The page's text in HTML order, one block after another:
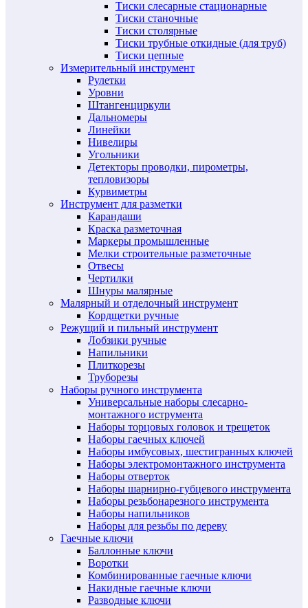
Тиски слесарные стационарные
Тиски станочные
Тиски столярные
Тиски трубные откидные (для труб)
Тиски цепные
Измерительный инструмент
Рулетки
Уровни
Штангенциркули
Дальномеры
Линейки
Нивелиры
Угольники
Детекторы проводки, пирометры,
тепловизоры
Курвиметры
Инструмент для разметки
Карандаши
Краска разметочная
Маркеры промышленные
Мелки строительные разметочные
Отвесы
Чертилки
Шнуры малярные
Малярный и отделочный инструмент
Кордщетки ручные
Режущий и пильный инструмент
Лобзики ручные
Напильники
Плиткорезы
Труборезы
Наборы ручного инструмента
Универсальные наборы слесарно-
монтажного иструмента
Наборы торцовых головок и трещеток
Наборы гаечных ключей
Наборы имбусовых, шестигранных ключей
Наборы электромонтажного инструмента
Наборы отверток
Наборы шарнирно-губцевого инструмента
Наборы резьбонарезного инструмента
Наборы напильников
Наборы для резьбы по дереву
Гаечные ключи
Баллонные ключи
Воротки
Комбинированные гаечные ключи
Накидные гаечные ключи
Разводные ключи